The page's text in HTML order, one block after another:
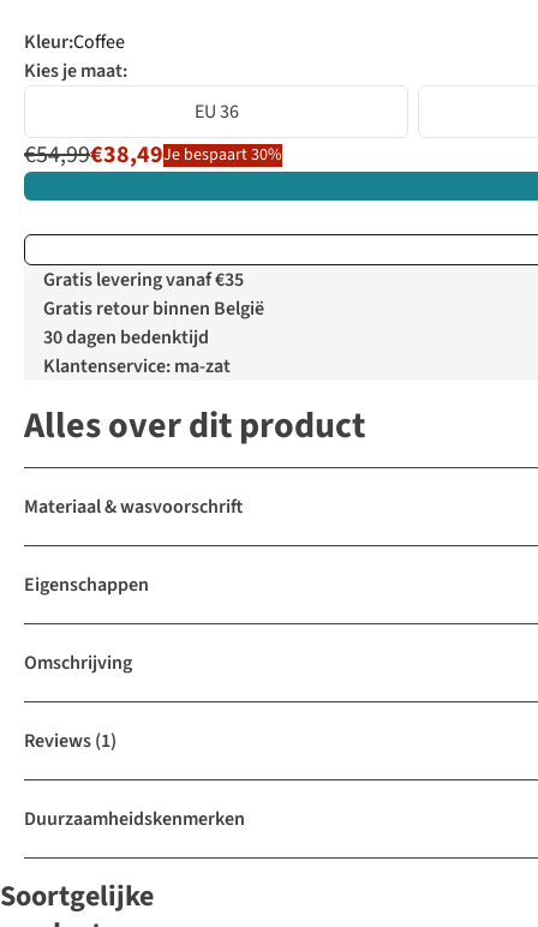
Kleur:Coffee
Kies je maat:
EU 36
€54,99€38,49Je bespaart 30%
Gratis levering vanaf €35
Gratis retour binnen België
30 dagen bedenktijd
Klantenservice: ma-zat
Alles over dit product
Materiaal & wasvoorschrift
Eigenschappen
Omschrijving
Reviews(1)
Duurzaamheidskenmerken
Soortgelijke